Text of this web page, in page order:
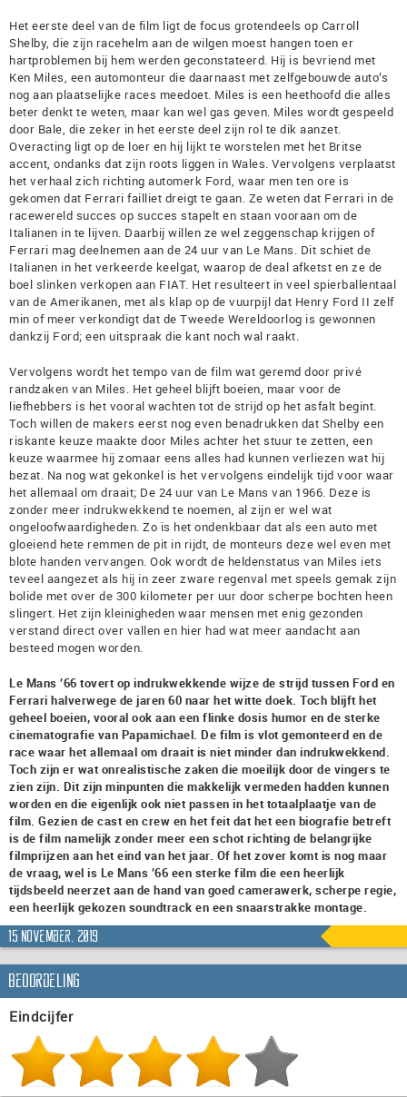
Het eerste deel van de film ligt de focus grotendeels op Carroll
Shelby, die zijn racehelm aan de wilgen moest hangen toen er
hartproblemen bij hem werden geconstateerd. Hij is bevriend met
Ken Miles, een automonteur die daarnaast met zelfgebouwde auto’s
nog aan plaatselijke races meedoet. Miles is een heethoofd die alles
beter denkt te weten, maar kan wel gas geven. Miles wordt gespeeld
door Bale, die zeker in het eerste deel zijn rol te dik aanzet.
Overacting ligt op de loer en hij lijkt te worstelen met het Britse
accent, ondanks dat zijn roots liggen in Wales. Vervolgens verplaatst
het verhaal zich richting automerk Ford, waar men ten ore is
gekomen dat Ferrari failliet dreigt te gaan. Ze weten dat Ferrari in de
racewereld succes op succes stapelt en staan vooraan om de
Italianen in te lijven. Daarbij willen ze wel zeggenschap krijgen of
Ferrari mag deelnemen aan de 24 uur van Le Mans. Dit schiet de
Italianen in het verkeerde keelgat, waarop de deal afketst en ze de
boel slinken verkopen aan FIAT. Het resulteert in veel spierballentaal
van de Amerikanen, met als klap op de vuurpijl dat Henry Ford II zelf
min of meer verkondigt dat de Tweede Wereldoorlog is gewonnen
dankzij Ford; een uitspraak die kant noch wal raakt.
Vervolgens wordt het tempo van de film wat geremd door privé
randzaken van Miles. Het geheel blijft boeien, maar voor de
liefhebbers is het vooral wachten tot de strijd op het asfalt begint.
Toch willen de makers eerst nog even benadrukken dat Shelby een
riskante keuze maakte door Miles achter het stuur te zetten, een
keuze waarmee hij zomaar eens alles had kunnen verliezen wat hij
bezat. Na nog wat gekonkel is het vervolgens eindelijk tijd voor waar
het allemaal om draait; De 24 uur van Le Mans van 1966. Deze is
zonder meer indrukwekkend te noemen, al zijn er wel wat
ongeloofwaardigheden. Zo is het ondenkbaar dat als een auto met
gloeiend hete remmen de pit in rijdt, de monteurs deze wel even met
blote handen vervangen. Ook wordt de heldenstatus van Miles iets
teveel aangezet als hij in zeer zware regenval met speels gemak zijn
bolide met over de 300 kilometer per uur door scherpe bochten heen
slingert. Het zijn kleinigheden waar mensen met enig gezonden
verstand direct over vallen en hier had wat meer aandacht aan
besteed mogen worden.
Le Mans ’66 tovert op indrukwekkende wijze de strijd tussen Ford en
Ferrari halverwege de jaren 60 naar het witte doek. Toch blijft het
geheel boeien, vooral ook aan een flinke dosis humor en de sterke
cinematografie van Papamichael. De film is vlot gemonteerd en de
race waar het allemaal om draait is niet minder dan indrukwekkend.
Toch zijn er wat onrealistische zaken die moeilijk door de vingers te
zien zijn. Dit zijn minpunten die makkelijk vermeden hadden kunnen
worden en die eigenlijk ook niet passen in het totaalplaatje van de
film. Gezien de cast en crew en het feit dat het een biografie betreft
is de film namelijk zonder meer een schot richting de belangrijke
filmprijzen aan het eind van het jaar. Of het zover komt is nog maar
de vraag, wel is Le Mans ’66 een sterke film die een heerlijk
tijdsbeeld neerzet aan de hand van goed camerawerk, scherpe regie,
een heerlijk gekozen soundtrack en een snaarstrakke montage.
15 november, 2019
Beoordeling
Eindcijfer